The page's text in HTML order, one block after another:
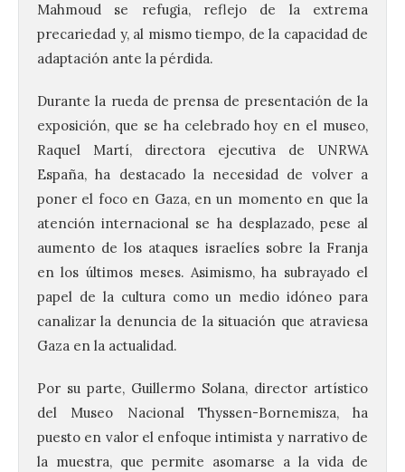
Mahmoud se refugia, reflejo de la extrema
precariedad y, al mismo tiempo, de la capacidad de
adaptación ante la pérdida.
Durante la rueda de prensa de presentación de la
exposición, que se ha celebrado hoy en el museo,
Raquel Martí, directora ejecutiva de UNRWA
España, ha destacado la necesidad de volver a
poner el foco en Gaza, en un momento en que la
atención internacional se ha desplazado, pese al
aumento de los ataques israelíes sobre la Franja
en los últimos meses. Asimismo, ha subrayado el
papel de la cultura como un medio idóneo para
canalizar la denuncia de la situación que atraviesa
Gaza en la actualidad.
Por su parte, Guillermo Solana, director artístico
del Museo Nacional Thyssen-Bornemisza, ha
puesto en valor el enfoque intimista y narrativo de
la muestra, que permite asomarse a la vida de